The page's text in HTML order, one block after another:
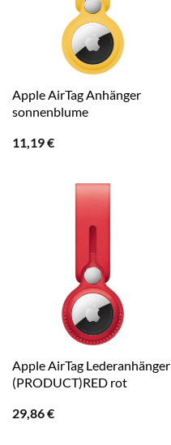
Apple AirTag Anhänger
sonnenblume
11,19€
Apple AirTag Lederanhänger
(PRODUCT)RED rot
29,86€